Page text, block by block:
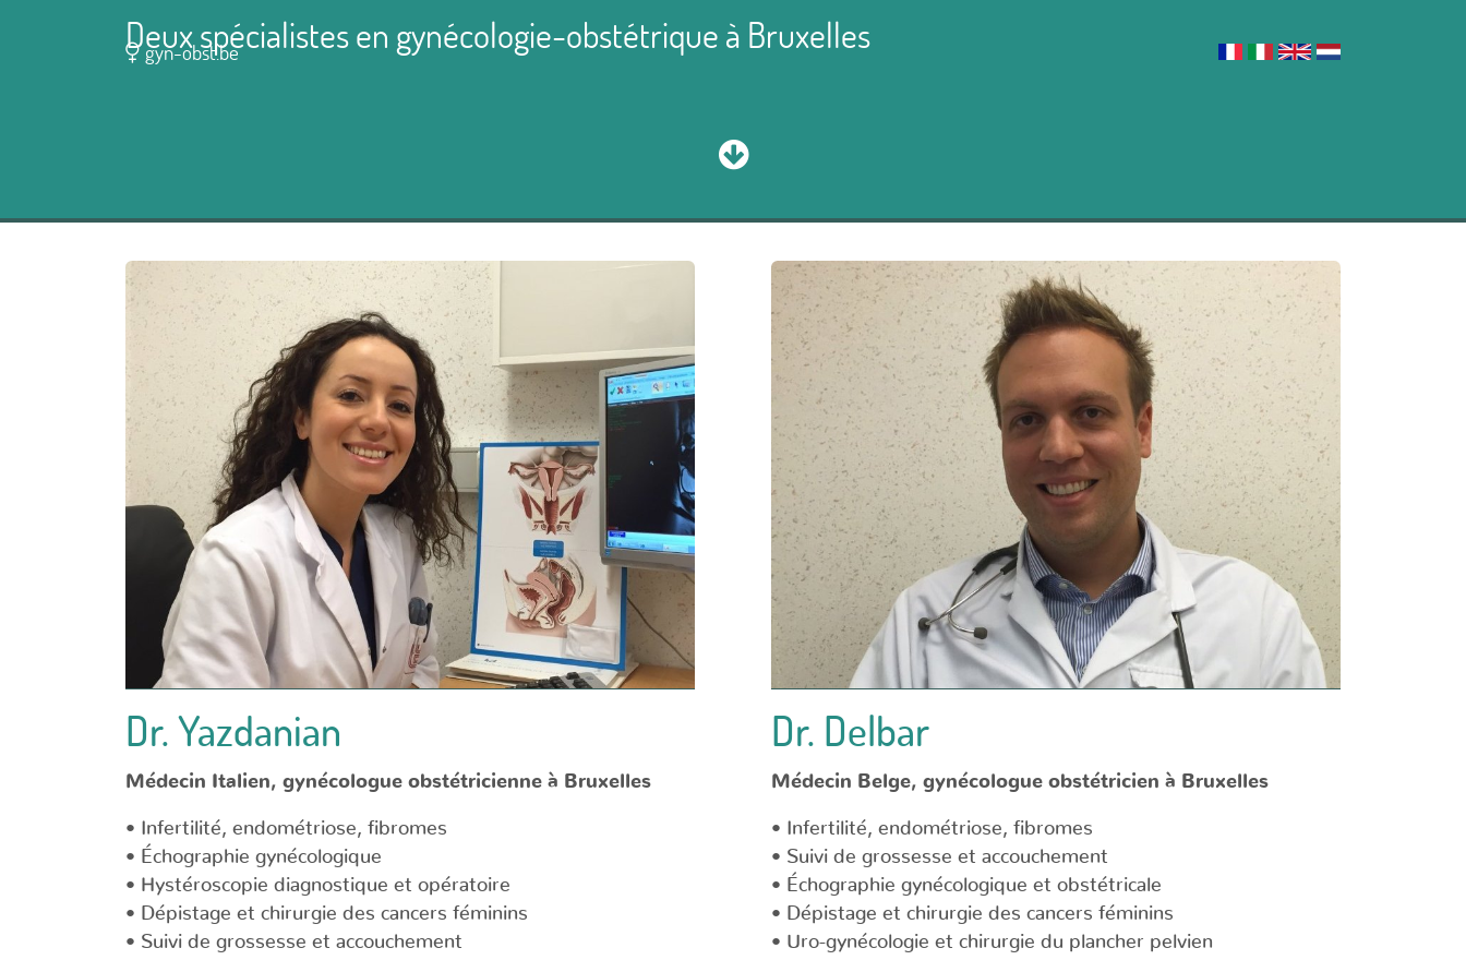
gyn-obst.be
Deux spécialistes en gynécologie-obstétrique à Bruxelles
Dr. Yazdanian
Médecin Italien, gynécologue obstétricienne à Bruxelles
• Infertilité, endométriose, fibromes
• Échographie gynécologique
• Hystéroscopie diagnostique et opératoire
• Dépistage et chirurgie des cancers féminins
• Suivi de grossesse et accouchement
Dr. Delbar
Médecin Belge, gynécologue obstétricien à Bruxelles
• Infertilité, endométriose, fibromes
• Suivi de grossesse et accouchement
• Échographie gynécologique et obstétricale
• Dépistage et chirurgie des cancers féminins
• Uro-gynécologie et chirurgie du plancher pelvien